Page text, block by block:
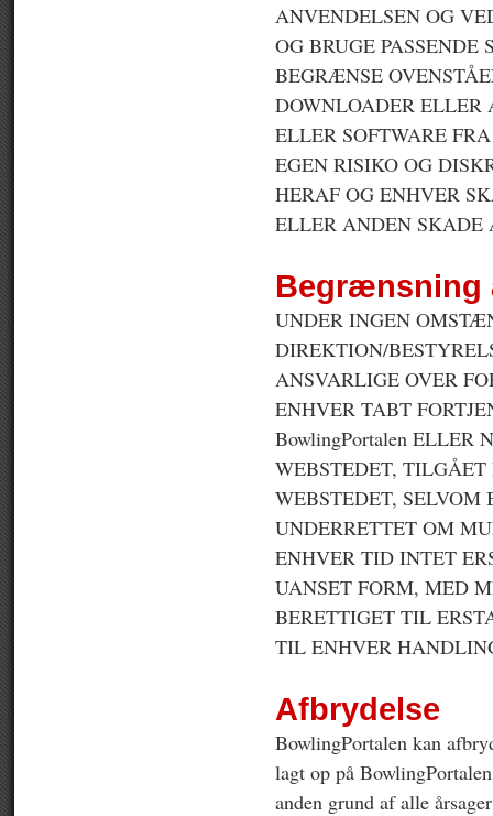
ANVENDELSEN OG
OG BRUGE
BEGRÆNSE
DOWNLOADER
ELLER SOFTWARE
EGEN RISIKO OG
HERAF OG ENHVER
ELLER ANDEN SKADE
Begrænsning
UNDER INGEN
DIREKTION/
ANSVARLIGE OVER
ENHVER TABT
BowlingPortalen ELLER
WEBSTEDET,
WEBSTEDET, SELVOM
UNDERRETTET OM
ENHVER TID INTET
UANSET FORM, MED
BERETTIGET TIL
TIL ENHVER
Afbrydelse
BowlingPortalen kan
lagt op på
anden grund af alle